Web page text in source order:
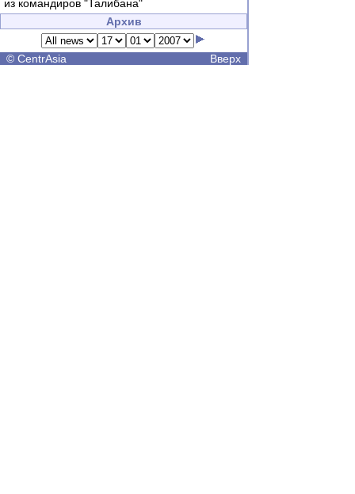
из командиров "Талибана"
Архив
© CentrAsia Вверх